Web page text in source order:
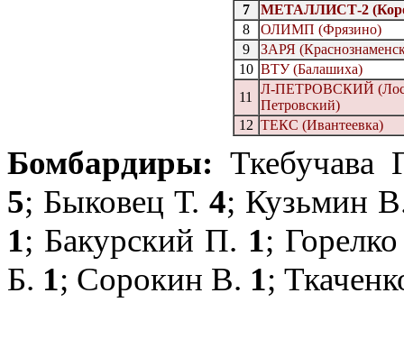
7
МЕТАЛЛИСТ-2
8
ОЛИМП (Фрязино)
9
ЗАРЯ
10 ВТУ (Балашиха)
11
Л-ПЕТРОВСКИЙ
Петровский)
12 ТЕКС (Ивантеевка)
Бомбардиры:Ткебучава
5; Быковец Т. 4; Кузьмин
1; Бакурский П. 1;
Б. 1; Сорокин В. 1;